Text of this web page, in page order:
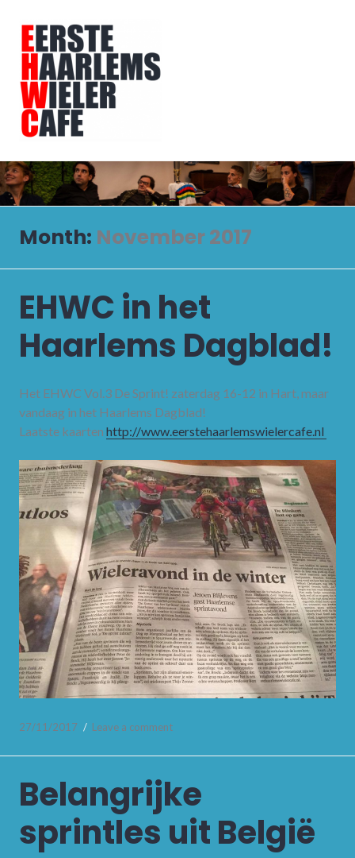
content
Eerste Haarlems Wielercafé
Month: November 2017
EHWC in het
Haarlems Dagblad!
Het EHWC Vol.3 De Sprint! zaterdag 16-12 in Hart, maar
vandaag in het Haarlems Dagblad!
Laatste kaarten http://www.eerstehaarlemswielercafe.nl
27/11/2017 Leave a comment
Belangrijke
sprintles uit België